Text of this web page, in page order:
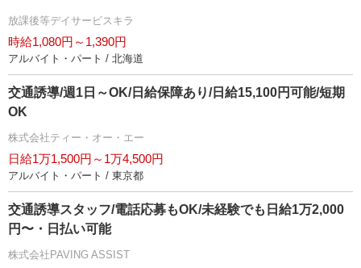
放課後等デイサービスキラ
時給1,080円～1,390円
アルバイト・パート / 北海道
交通誘導/週1日～OK/日給保障あり/日給15,100円可能/短期
OK
株式会社ティー・オー・エー
日給1万1,500円～1万4,500円
アルバイト・パート / 東京都
交通誘導スタッフ/電話応募もOK/未経験でも日給1万2,000
円〜・日払い可能
株式会社PAVING ASSIST